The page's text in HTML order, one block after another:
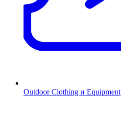
Outdoor Clothing и Equipment